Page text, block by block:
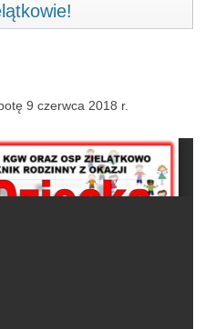
9 czerwca 2018 r.